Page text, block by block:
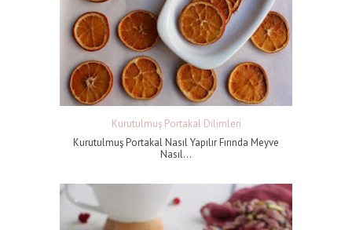
Kurutulmuş Portakal Dilimleri
Kurutulmuş Portakal Nasıl Yapılır Fırında Meyve
Nasıl...